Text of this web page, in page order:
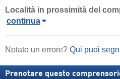
Località in prossimità del
continua
Notato un errore? Qui puoi
Prenotare questo